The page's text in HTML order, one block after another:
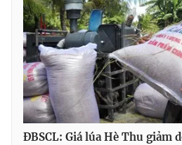
Emagazine
Photo
Video
VTV Money VTV
ĐBSCL: Giá lúa Hè Thu giảm